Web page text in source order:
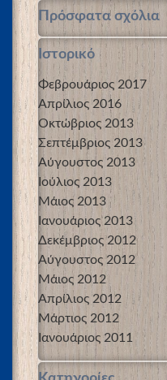
Πρόσφατα σχόλια
Ιστορικό
Φεβρουάριος 2017
Απρίλιος 2016
Οκτώβριος 2013
Σεπτέμβριος 2013
Αύγουστος 2013
Ιούλιος 2013
Μάιος 2013
Ιανουάριος 2013
Δεκέμβριος 2012
Αύγουστος 2012
Μάιος 2012
Απρίλιος 2012
Μάρτιος 2012
Ιανουάριος 2011